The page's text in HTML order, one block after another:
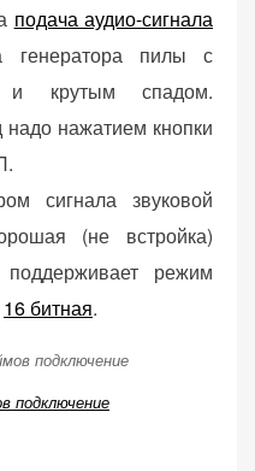
подача аудио-сигнала
генератора пилы с
и крутым спадом.
нажатием кнопки
сигнала звуковой
(не встройка)
поддерживает режим
16 битная.
подключение